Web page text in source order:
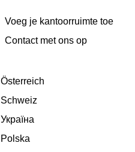
Voeg je kantoorruimte toe
Сontact met ons op
Österreich
Schweiz
Україна
Polska